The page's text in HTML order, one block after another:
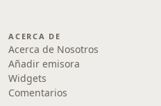
ACERCA DE
Acerca de Nosotros
Añadir emisora
Widgets
Comentarios